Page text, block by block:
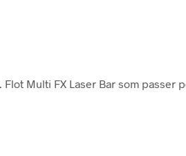
. Flot Multi FX Laser Bar som